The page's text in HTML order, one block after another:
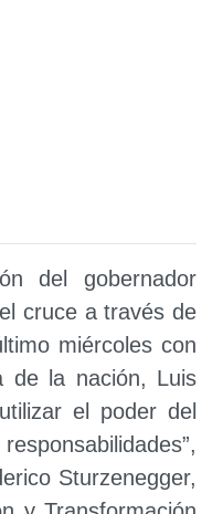
del gobernador
cruce a través de
miércoles con
de la nación, Luis
el poder del
Sturzenegger,